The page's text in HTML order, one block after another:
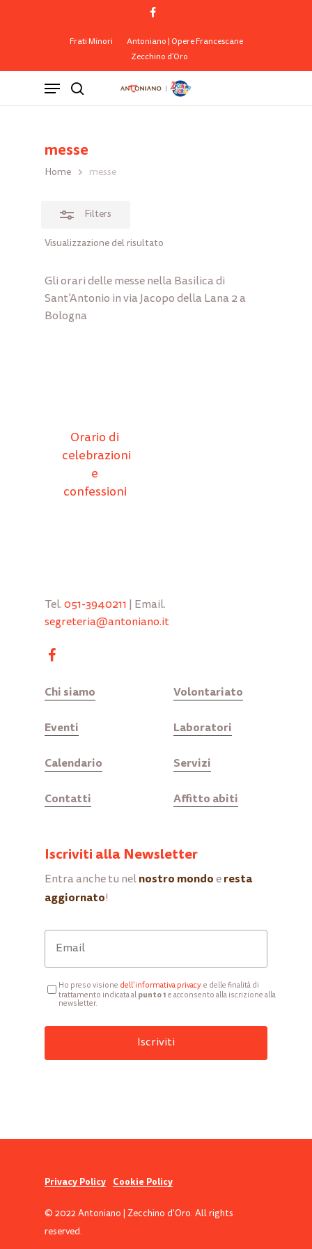
facebook
Frati Minori
Antoniano | Opere Francescane
Zecchino d’Oro
Menu
messe
Home messe
Filters
Visualizzazione del risultato
Gli orari delle messe nella Basilica di
Sant’Antonio in via Jacopo della Lana 2 a
Bologna
Orario di
celebrazioni
e
confessioni
Tel. 051-3940211 | Email.
segreteria@antoniano.it
Chi siamo
Eventi
Calendario
Contatti
Volontariato
Laboratori
Servizi
Affitto abiti
Iscriviti alla Newsletter
Entra anche tu nel nostro mondo e resta
aggiornato!
Ho preso visione dell’informativa privacye delle finalità di
trattamento indicata al punto 1 e acconsento alla iscrizione alla
newsletter.
Privacy Policy Cookie Policy
© 2022 Antoniano | Zecchino d'Oro. All rights
reserved.